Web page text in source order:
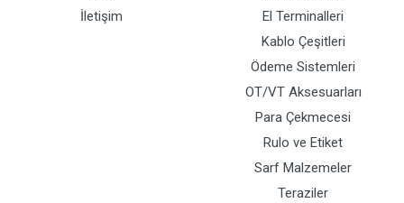
İletişim
El Terminalleri
Kablo Çeşitleri
Ödeme Sistemleri
OT/VT Aksesuarları
Para Çekmecesi
Rulo ve Etiket
Sarf Malzemeler
Teraziler